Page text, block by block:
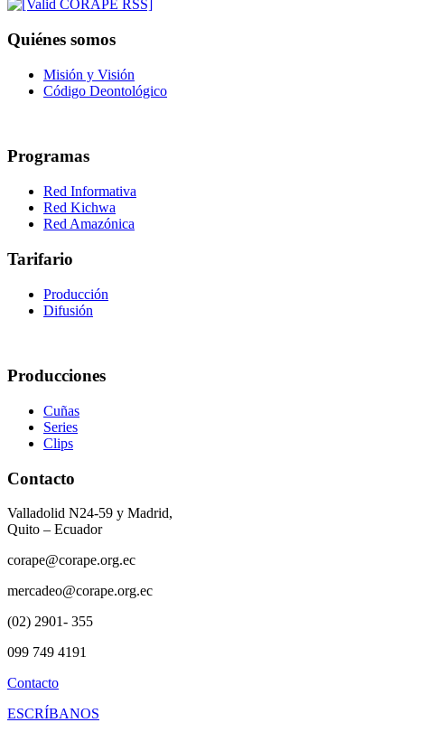
Quiénes somos
Misión y Visión
Código Deontológico
Programas
Red Informativa
Red Kichwa
Red Amazónica
Tarifario
Producción
Difusión
Producciones
Cuñas
Series
Clips
Contacto
Valladolid N24-59 y Madrid,
Quito – Ecuador
corape@corape.org.ec
mercadeo@corape.org.ec
(02) 2901- 355
099 749 4191
Contacto
ESCRÍBANOS